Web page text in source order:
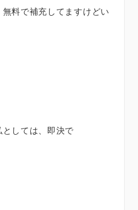
料で補充してますけどい
しては、即決で